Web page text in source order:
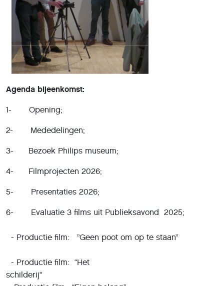
Agenda bijeenkomst:
1- Opening;
2- Mededelingen;
3- Bezoek Philips museum;
4- Filmprojecten 2026;
5- Presentaties 2026;
6- Evaluatie 3 films uit
- Productie film: ”Geen poot om op te staan”
- Productie film: “Het